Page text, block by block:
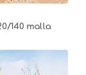
140 malla